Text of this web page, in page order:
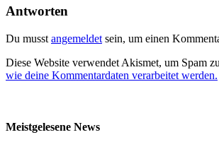
Antworten
Du musst angemeldet sein, um einen
Diese Website verwendet Akismet, um Spam
wie deine Kommentardaten verarbeitet werden.
Meistgelesene News